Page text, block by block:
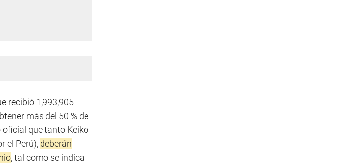
recibió 1,993,905
más del 50 % de
oficial que tanto Keiko
el Perú), deberán
, tal como se indica